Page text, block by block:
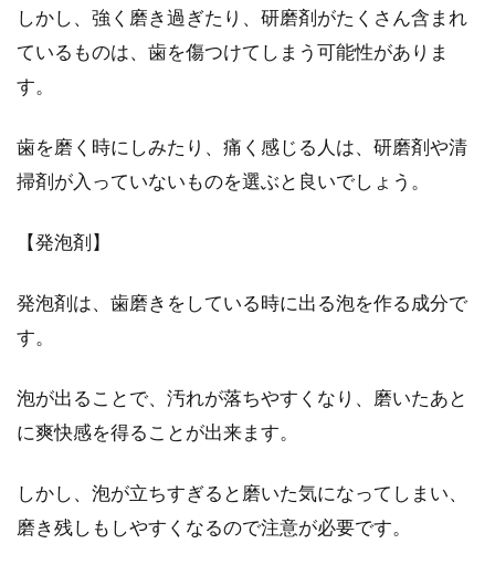
しょうか？舌...
る！小顔男子を目標に！
ト！保険や料金の相場は？
事なポイントです。歯の白さを維持するために
は、歯石がた...
しかし、強く磨き過ぎたり、研磨剤がたくさん含まれ
ているものは、歯を傷つけてしまう可能性がありま
す。
歯を磨く時にしみたり、痛く感じる人は、研磨剤や清
掃剤が入っていないものを選ぶと良いでしょう。
【発泡剤】
発泡剤は、歯磨きをしている時に出る泡を作る成分で
す。
泡が出ることで、汚れが落ちやすくなり、磨いたあと
に爽快感を得ることが出来ます。
しかし、泡が立ちすぎると磨いた気になってしまい、
磨き残しもしやすくなるので注意が必要です。